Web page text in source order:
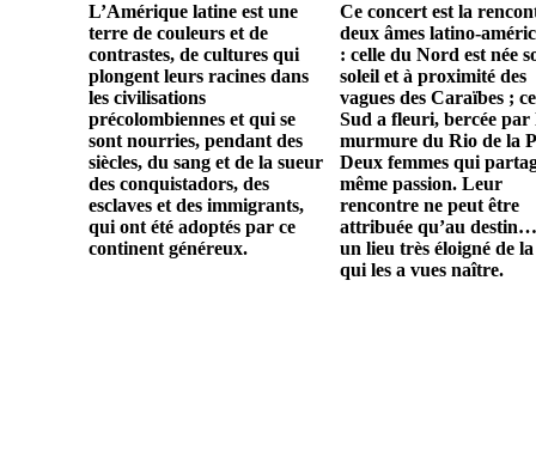
L’Amérique latine est une
terre de couleurs et de
contrastes, de cultures qui
plongent leurs racines dans
les civilisations
précolombiennes et qui se
sont nourries, pendant des
siècles, du sang et de la sueur
des conquistadors, des
esclaves et des immigrants,
qui ont été adoptés par ce
continent généreux.
Ce concert est la
deux âmes latino-
: celle du Nord est née
soleil et à proximité des
vagues des Caraïbes ;
Sud a fleuri, bercée par
murmure du Rio de la
Deux femmes qui
même passion. Leur
rencontre ne peut être
attribuée qu’au
un lieu très éloigné de
qui les a vues naître.